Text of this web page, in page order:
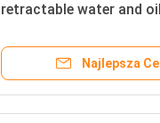
retractable water and
double supporting axle
Najlepsza